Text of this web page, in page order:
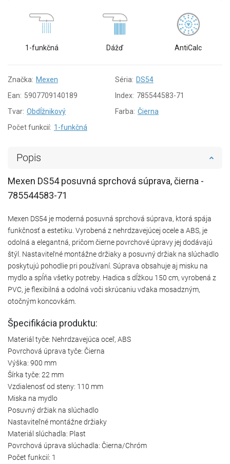
1-funkčná Dážď AntiCalc
Značka: Mexen Séria: DS54
Ean: 5907709140189 Index: 785544583-71
Tvar: Obdĺžnikový Farba: Čierna
Počet funkcií: 1-funkčná
Popis
Mexen DS54 posuvná sprchová súprava, čierna -
785544583-71
Mexen DS54 je moderná posuvná sprchová súprava, ktorá spája
funkčnosť a estetiku. Vyrobená z nehrdzavejúcej ocele a ABS, je
odolná a elegantná, pričom čierne povrchové úpravy jej dodávajú
štýl. Nastaviteľné montážne držiaky a posuvný držiak na slúchadlo
poskytujú pohodlie pri používaní. Súprava obsahuje aj misku na
mydlo a spĺňa všetky potreby. Hadica s dĺžkou 150 cm, vyrobená z
PVC, je flexibilná a odolná voči skrúcaniu vďaka mosadzným,
otočným koncovkám.
Špecifikácia produktu:
Materiál tyče: Nehrdzavejúca oceľ, ABS
Povrchová úprava tyče: Čierna
Výška: 900 mm
Šírka tyče: 22 mm
Vzdialenosť od steny: 110 mm
Miska na mydlo
Posuvný držiak na slúchadlo
Nastaviteľné montážne držiaky
Materiál slúchadla: Plast
Povrchová úprava slúchadla: Čierna/Chróm
Počet funkcií: 1